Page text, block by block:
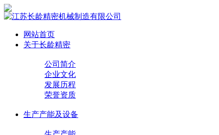
网站首页
关于长龄精密
公司简介
企业文化
发展历程
荣誉资质
生产产能及设备